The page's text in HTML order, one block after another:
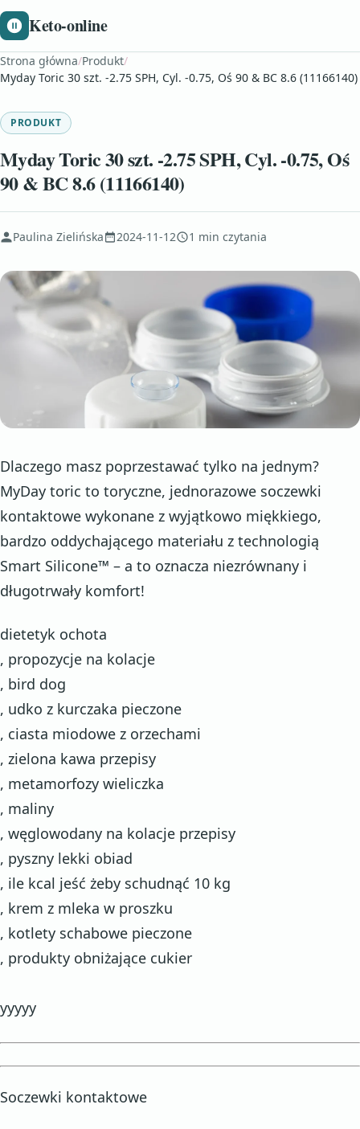
Keto-online
Strona główna/Produkt/
Myday Toric 30 szt. -2.75 SPH, Cyl. -0.75, Oś 90 & BC 8.6 (11166140)
PRODUKT
Myday Toric 30 szt. -2.75 SPH, Cyl. -0.75, Oś
90 & BC 8.6 (11166140)
Paulina Zielińska 2024-11-12 1 min czytania
Dlaczego masz poprzestawać tylko na jednym?
MyDay toric to toryczne, jednorazowe soczewki
kontaktowe wykonane z wyjątkowo miękkiego,
bardzo oddychającego materiału z technologią
Smart Silicone™ – a to oznacza niezrównany i
długotrwały komfort!
dietetyk ochota
, propozycje na kolacje
, bird dog
, udko z kurczaka pieczone
, ciasta miodowe z orzechami
, zielona kawa przepisy
, metamorfozy wieliczka
, maliny
, węglowodany na kolacje przepisy
, pyszny lekki obiad
, ile kcal jeść żeby schudnąć 10 kg
, krem z mleka w proszku
, kotlety schabowe pieczone
, produkty obniżające cukier
yyyyy
Soczewki kontaktowe